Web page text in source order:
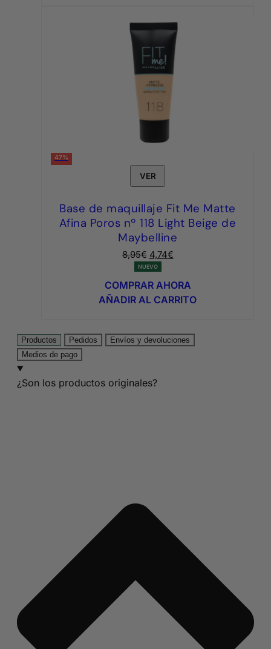
47%
VER
Base de maquillaje Fit Me Matte
Afina Poros nº 118 Light Beige de
Maybelline
8,95€ El
precio
original
era:
8,95€.
4,74€El
actual
es:
4,74€.
NUEVO
COMPRAR AHORA
AÑADIR AL CARRITO
Productos Pedidos
Envíos y devoluciones
Medios de pago
¿Son los productos originales?